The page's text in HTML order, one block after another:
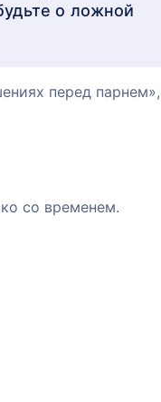
о ложной
перед
со временем.